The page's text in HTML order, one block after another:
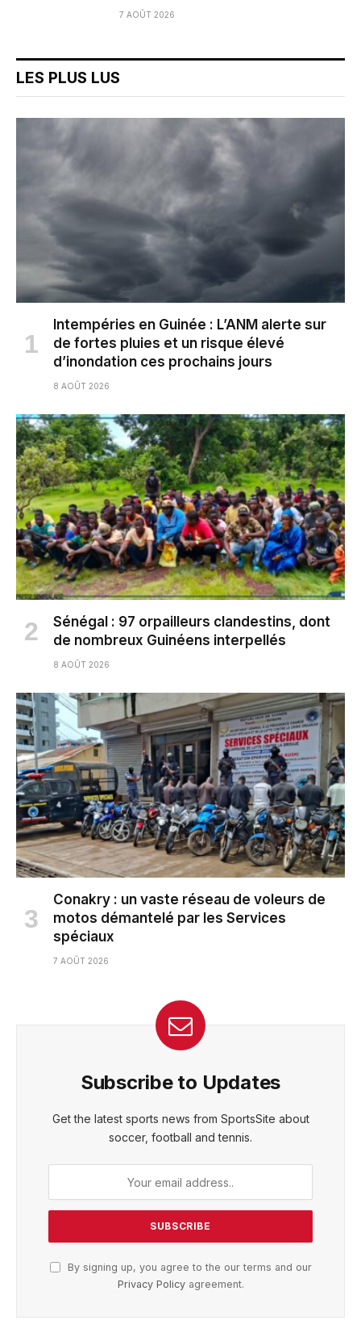
7 AOÛT 2026
LES PLUS LUS
Intempéries en Guinée : L’ANM alerte sur
de fortes pluies et un risque élevé
d’inondation ces prochains jours
8 AOÛT 2026
Sénégal : 97 orpailleurs clandestins, dont
de nombreux Guinéens interpellés
8 AOÛT 2026
Conakry : un vaste réseau de voleurs de
motos démantelé par les Services
spéciaux
7 AOÛT 2026
Subscribe to Updates
Get the latest sports news from SportsSite about
soccer, football and tennis.
By signing up, you agree to the our terms and our
Privacy Policyagreement.